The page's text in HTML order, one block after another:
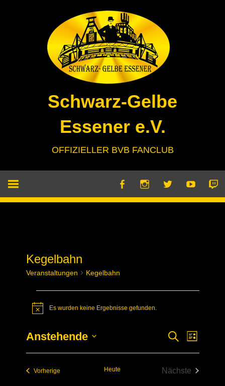
Schwarz-Gelbe
Essener e.V.
OFFIZIELLER BVB FANCLUB
Kegelbahn
Veranstaltungen Kegelbahn
Veranstaltungen
HinweisEs wurden keine Ergebnisse gefunden.
Suche
und
Suche
Liste
Anstehende
Datum
VorherigeVeranstaltungen Heute
Nächste